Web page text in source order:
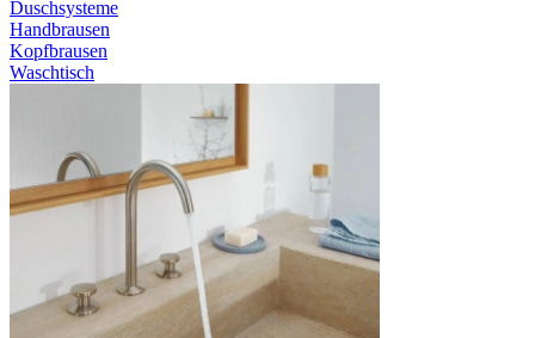
Duschsysteme
Handbrausen
Kopfbrausen
Waschtisch